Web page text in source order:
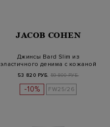
JACOB COHEN
Джинсы Bard Slim из
эластичного денима с кожаной
53 820 РУБ. 59 800 РУБ.
-10% FW25/26